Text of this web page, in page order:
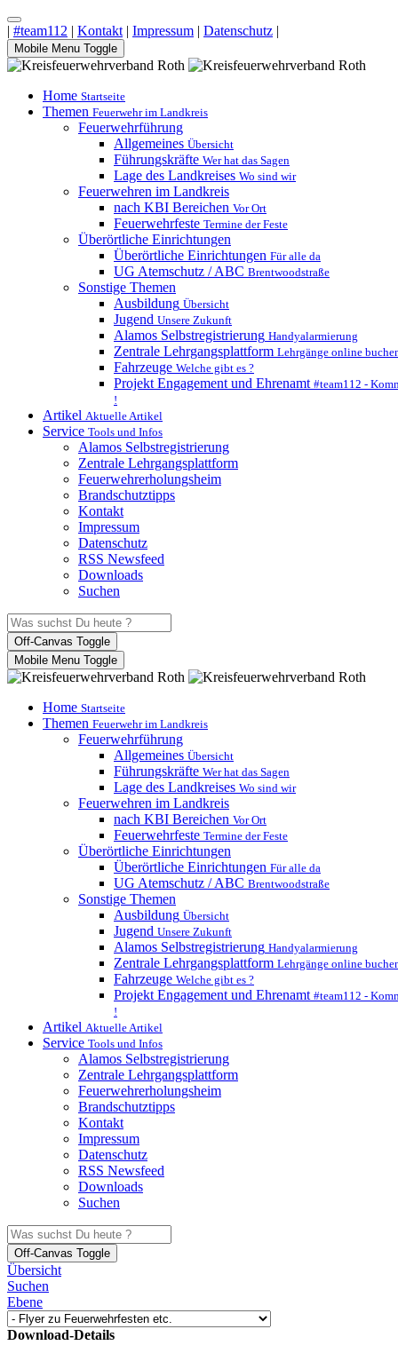
| #team112 | Kontakt | Impressum | Datenschutz |
Mobile Menu Toggle
Home Startseite
Themen Feuerwehr im Landkreis
Feuerwehrführung
Allgemeines Übersicht
Führungskräfte Wer hat das Sagen
Lage des Landkreises Wo sind wir
Feuerwehren im Landkreis
nach KBI Bereichen Vor Ort
Feuerwehrfeste Termine der Feste
Überörtliche Einrichtungen
Überörtliche Einrichtungen Für alle da
UG Atemschutz / ABC Brentwoodstraße
Sonstige Themen
Ausbildung Übersicht
Jugend Unsere Zukunft
Alamos Selbstregistrierung Handyalarmierung
Zentrale Lehrgangsplattform Lehrgänge online
Fahrzeuge Welche gibt es ?
Projekt Engagement und Ehrenamt #team112 -
!
Artikel Aktuelle Artikel
Service Tools und Infos
Alamos Selbstregistrierung
Zentrale Lehrgangsplattform
Feuerwehrerholungsheim
Brandschutztipps
Kontakt
Impressum
Datenschutz
RSS Newsfeed
Downloads
Suchen
Off-Canvas Toggle
Mobile Menu Toggle
Home Startseite
Themen Feuerwehr im Landkreis
Feuerwehrführung
Allgemeines Übersicht
Führungskräfte Wer hat das Sagen
Lage des Landkreises Wo sind wir
Feuerwehren im Landkreis
nach KBI Bereichen Vor Ort
Feuerwehrfeste Termine der Feste
Überörtliche Einrichtungen
Überörtliche Einrichtungen Für alle da
UG Atemschutz / ABC Brentwoodstraße
Sonstige Themen
Ausbildung Übersicht
Jugend Unsere Zukunft
Alamos Selbstregistrierung Handyalarmierung
Zentrale Lehrgangsplattform Lehrgänge online
Fahrzeuge Welche gibt es ?
Projekt Engagement und Ehrenamt #team112 -
!
Artikel Aktuelle Artikel
Service Tools und Infos
Alamos Selbstregistrierung
Zentrale Lehrgangsplattform
Feuerwehrerholungsheim
Brandschutztipps
Kontakt
Impressum
Datenschutz
RSS Newsfeed
Downloads
Suchen
Off-Canvas Toggle
Übersicht
Suchen
Ebene
Download-Details